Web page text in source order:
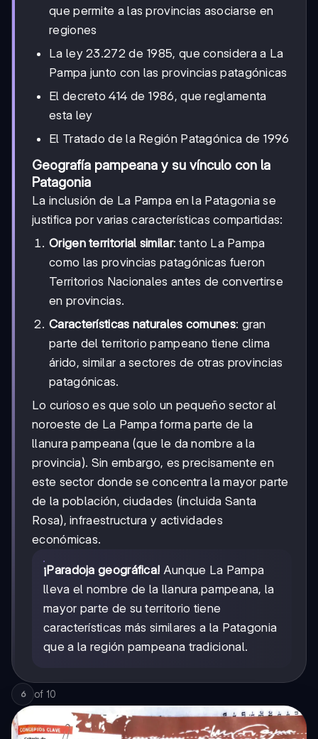
que permite a las provincias asociarse en
regiones
La ley 23.272 de 1985, que considera a La
Pampa junto con las provincias patagónicas
El decreto 414 de 1986, que reglamenta
esta ley
El Tratado de la Región Patagónica de 1996
Geografía pampeana y su vínculo con la
Patagonia
La inclusión de La Pampa en la Patagonia se
justifica por varias características compartidas:
Origen territorial similar: tanto La Pampa
como las provincias patagónicas fueron
Territorios Nacionales antes de convertirse
en provincias.
Características naturales comunes: gran
parte del territorio pampeano tiene clima
árido, similar a sectores de otras provincias
patagónicas.
Lo curioso es que solo un pequeño sector al
noroeste de La Pampa forma parte de la
llanura pampeana (que le da nombre a la
provincia). Sin embargo, es precisamente en
este sector donde se concentra la mayor parte
de la población, ciudades (incluida Santa
Rosa), infraestructura y actividades
económicas.
¡Paradoja geográfica! Aunque La Pampa
lleva el nombre de la llanura pampeana, la
mayor parte de su territorio tiene
características más similares a la Patagonia
que a la región pampeana tradicional.
6 of 10